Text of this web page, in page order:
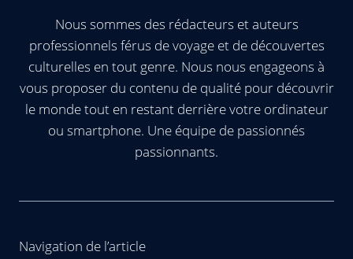
Nous sommes des rédacteurs et auteurs
professionnels férus de voyage et de découvertes
culturelles en tout genre. Nous nous engageons à
vous proposer du contenu de qualité pour découvrir
le monde tout en restant derrière votre ordinateur
ou smartphone. Une équipe de passionnés
passionnants.
Navigation de l’article